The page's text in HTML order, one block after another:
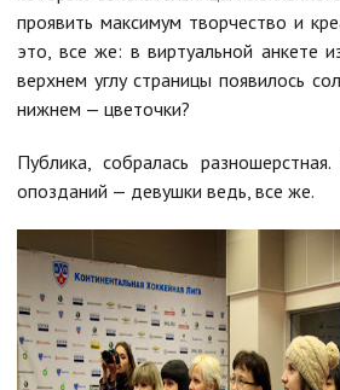
проявить максимум творчество и
это, все же: в виртуальной анкете
верхнем углу страницы появилось
нижнем — цветочки?
Публика, собралась
опозданий — девушки ведь, все же.